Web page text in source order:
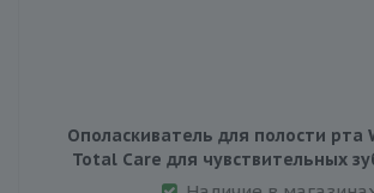
Ополаскиватель для полости рта
Total Care для чувствительных